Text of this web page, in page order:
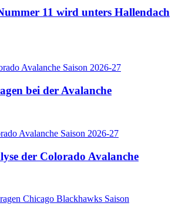
11 wird unters Hallendach
bei der Avalanche
der Colorado Avalanche